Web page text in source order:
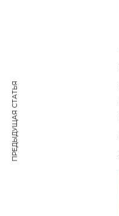
ПРЕДЫДУЩАЯ СТАТЬЯ